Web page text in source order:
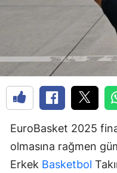
EuroBasket 2025
olmasına rağmen
Erkek Basketbol